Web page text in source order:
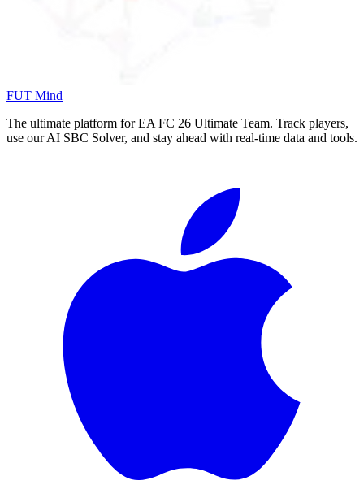
FUT Mind
The ultimate platform for EA FC 26 Ultimate Team. Track players,
use our AI SBC Solver, and stay ahead with real-time data and tools.